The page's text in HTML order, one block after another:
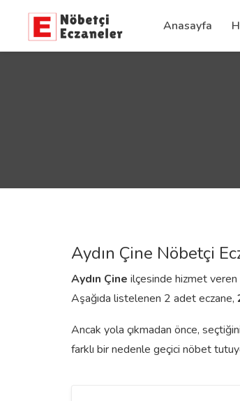
Anasayfa
Aydın Çine Nöbetçi
Aydın Çine ilçesinde hizmet veren
Aşağıda listelenen 2 adet eczane,
Ancak yola çıkmadan önce,
farklı bir nedenle geçici nöbet